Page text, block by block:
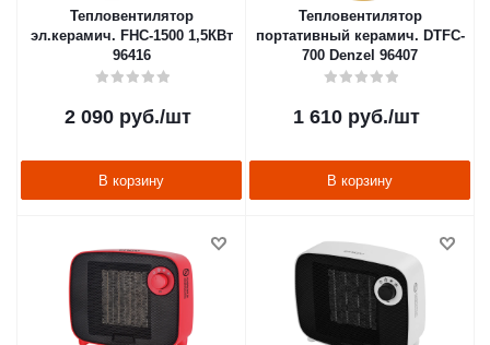
Тепловентилятор
эл.керамич. FHC-1500 1,5КВт
96416
2 090руб./шт
В корзину
Тепловентилятор
портативный керамич. DTFC-
700 Denzel 96407
1 610руб./шт
В корзину